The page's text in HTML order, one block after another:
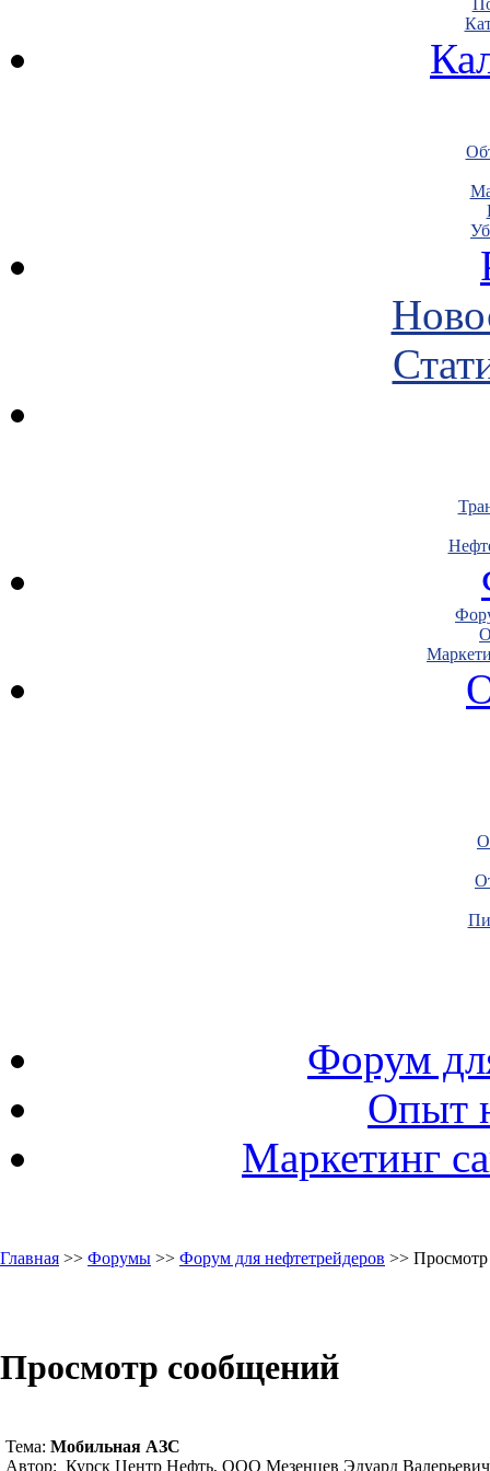
Форум
Опыт
Маркетинг
Главная >> Форумы >> Форум для нефтетрейдеров >>
Просмотр сообщений
Тема: Мобильная АЗС
Автор: Курск Центр Нефть, ООО Мезенцев Эдуард